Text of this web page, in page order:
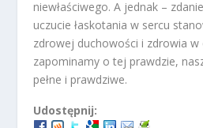
niewłaściwego. A jednak –
uczucie łaskotania w sercu
zdrowej duchowości i zdrowia w
zapominamy o tej prawdzie,
pełne i prawdziwe.
Udostępnij: